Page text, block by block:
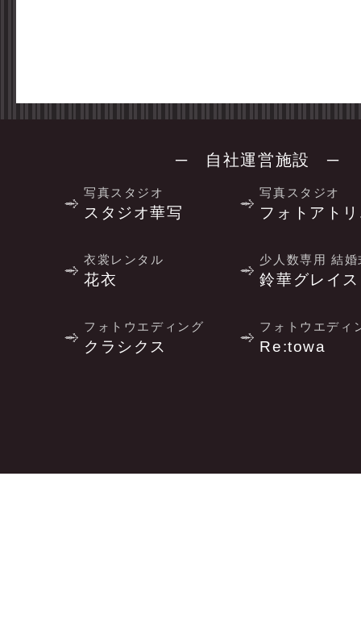
─ 自社運営施設 ─
写真スタジオ
スタジオ華写
写真スタジオ
フォトアト
衣裳レンタル
花衣
少人数専用 結婚
鈴華グレイス
フォトウエディング
クラシクス
フォトウエディ
Re:towa